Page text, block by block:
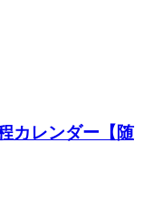
カレンダー【随